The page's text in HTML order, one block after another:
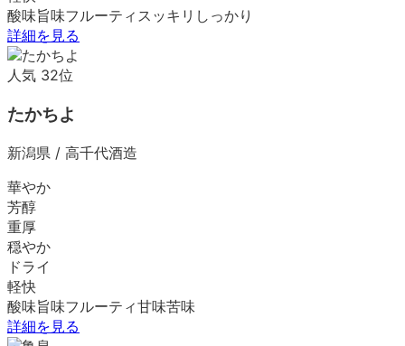
酸味旨味フルーティ スッキリ しっかり
詳細を見る
人気 32位
たかちよ
新潟県 / 高千代酒造
華やか
芳醇
重厚
穏やか
ドライ
軽快
酸味旨味フルーティ甘味苦味
詳細を見る